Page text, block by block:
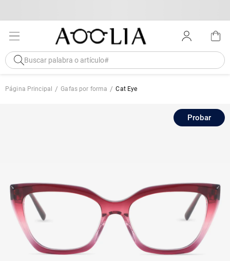
Página Principal Gafas por forma Cat Eye
Probar